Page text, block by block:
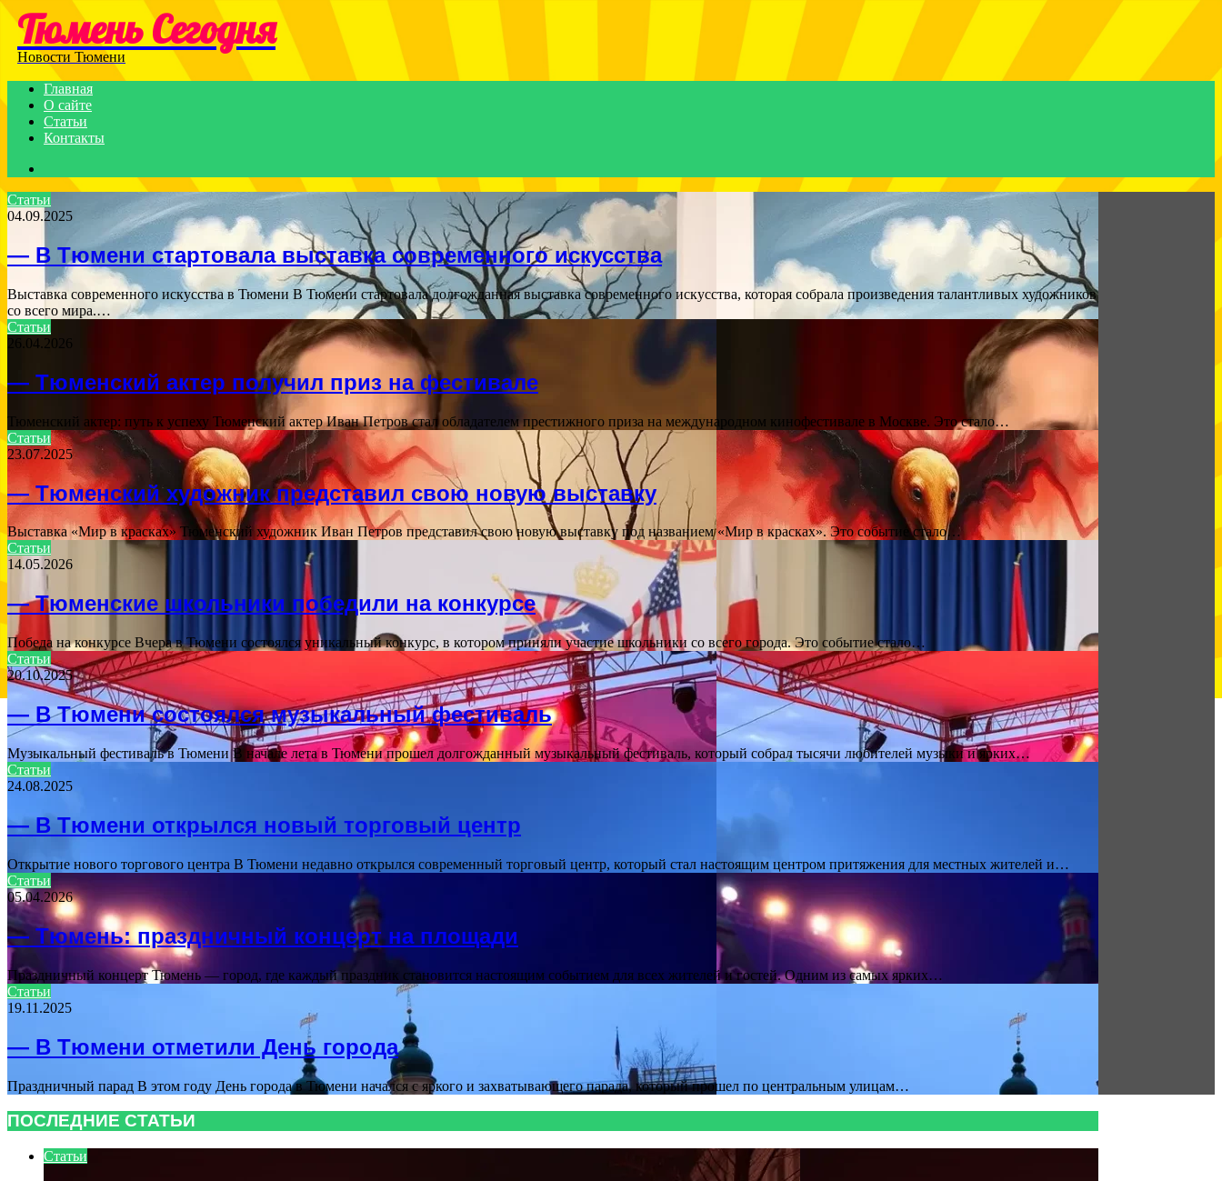
Menu
Тюмень Сегодня
Новости Тюмени
Главная
О сайте
Статьи
Контакты
Статьи
04.09.2025
— В Тюмени стартовала выставка современного искусства
Выставка современного искусства в Тюмени В Тюмени стартовала долгожданная выставка современного искусства, которая собрала произведения талантливых художников
со всего мира.…
Статьи
26.04.2026
— Тюменский актер получил приз на фестивале
Тюменский актер: путь к успеху Тюменский актер Иван Петров стал обладателем престижного приза на международном кинофестивале в Москве. Это стало…
Статьи
23.07.2025
— Тюменский художник представил свою новую выставку
Выставка «Мир в красках» Тюменский художник Иван Петров представил свою новую выставку под названием «Мир в красках». Это событие стало…
Статьи
14.05.2026
— Тюменские школьники победили на конкурсе
Победа на конкурсе Вчера в Тюмени состоялся уникальный конкурс, в котором приняли участие школьники со всего города. Это событие стало…
Статьи
20.10.2025
— В Тюмени состоялся музыкальный фестиваль
Музыкальный фестиваль в Тюмени В начале лета в Тюмени прошел долгожданный музыкальный фестиваль, который собрал тысячи любителей музыки и ярких…
Статьи
24.08.2025
— В Тюмени открылся новый торговый центр
Открытие нового торгового центра В Тюмени недавно открылся современный торговый центр, который стал настоящим центром притяжения для местных жителей и…
Статьи
05.04.2026
— Тюмень: праздничный концерт на площади
Праздничный концерт Тюмень — город, где каждый праздник становится настоящим событием для всех жителей и гостей. Одним из самых ярких…
Статьи
19.11.2025
— В Тюмени отметили День города
Праздничный парад В этом году День города в Тюмени начался с яркого и захватывающего парада, который прошел по центральным улицам…
ПОСЛЕДНИЕ СТАТЬИ
Статьи